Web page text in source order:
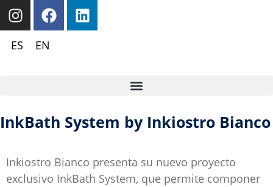
ES EN
InkBath System by Inkiostro Bianco
Inkiostro Bianco presenta su nuevo proyecto
exclusivo InkBath System, que permite componer